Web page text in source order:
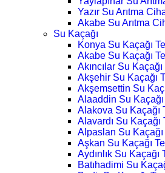
Yazır Su Arıtma
Akabe Su Arıtma
Su Kaçağı
Konya Su Kaçağı
Akabe Su Kaçağı
Akıncılar Su
Akşehir Su Kaçağı
Akşemsettin Su
Alaaddin Su
Alakova Su Kaçağı
Alavardı Su Kaçağı
Alpaslan Su Kaçağı
Aşkan Su Kaçağı
Aydınlık Su Kaçağı
Batıhadimi Su